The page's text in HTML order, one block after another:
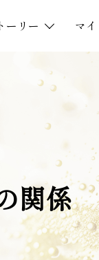
ー リ ー マイ
関係